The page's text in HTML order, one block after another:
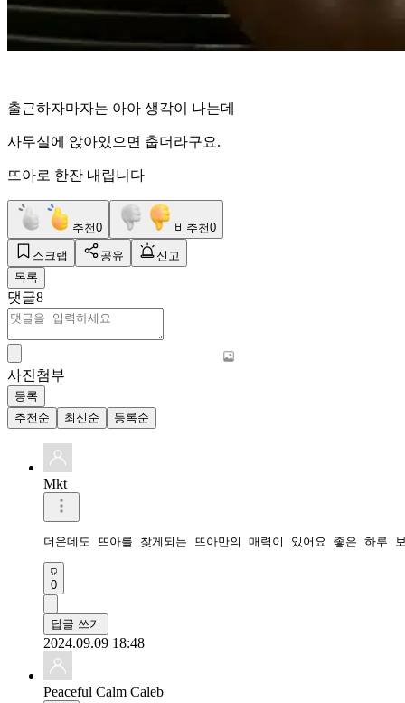
출근하자마자는 아아 생각이 나는데
사무실에 앉아있으면 춥더라구요.
뜨아로 한잔 내립니다
추천0 비추천0
스크랩 공유
신고
목록
댓글8
사진첨부
등록
추천순
최신순 등록순
Mkt
더운데도 뜨아를 찾게되는 뜨아만의 매력이 있어요 좋은 하루
0
답글 쓰기
2024.09.09 18:48
Peaceful Calm Caleb